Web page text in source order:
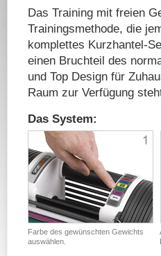
Das Training mit freien
Trainingsmethode, die
komplettes Kurzhantel-
einen Bruchteil des
und Top Design für
Raum zur Verfügung
Das System:
Farbe des gewünschten Gewichts
auswählen.